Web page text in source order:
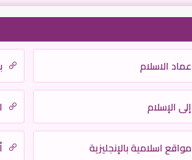
عماد الاسلام
إلى الإسلام
مواقع اسلامية بالإنجليزية